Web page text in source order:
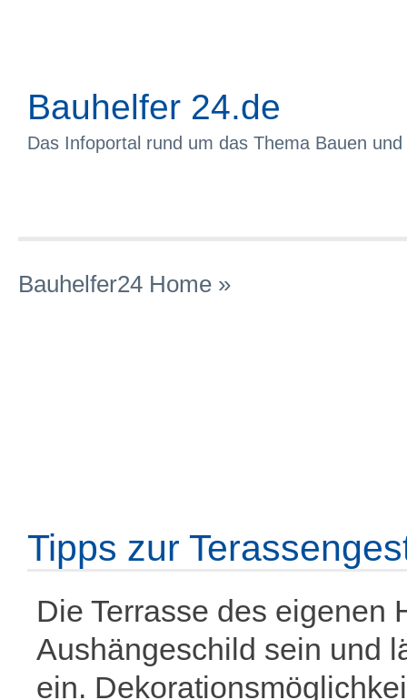
Bauhelfer 24.de
Das Infoportal rund um das Thema Bauen
Bauhelfer24 Home »
Tipps zur
Die Terrasse des eigenen
Aushängeschild sein und
ein.